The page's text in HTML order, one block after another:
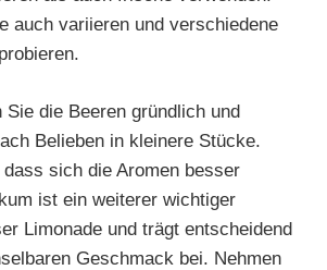
auch variieren und verschiedene
Sie die Beeren gründlich und
Belieben in kleinere Stücke.
sich die Aromen besser
ist ein weiterer wichtiger
Limonade und trägt entscheidend
Geschmack bei. Nehmen